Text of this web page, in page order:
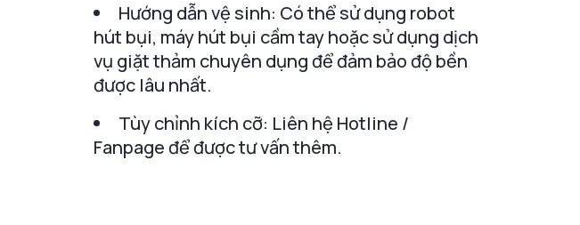
Hướng dẫn vệ sinh: Có thể sử dụng robot
hút bụi, máy hút bụi cầm tay hoặc sử dụng dịch
vụ giặt thảm chuyên dụng để đảm bảo độ bền
được lâu nhất.
Tùy chỉnh kích cỡ: Liên hệ Hotline /
Fanpage để được tư vấn thêm.